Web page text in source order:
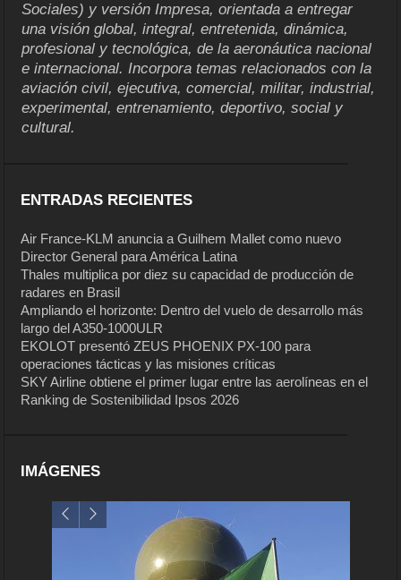
Sociales) y versión Impresa, orientada a entregar
una visión global, integral, entretenida, dinámica,
profesional y tecnológica, de la aeronáutica nacional
e internacional. Incorpora temas relacionados con la
aviación civil, ejecutiva, comercial, militar, industrial,
experimental, entrenamiento, deportivo, social y
cultural.
ENTRADAS RECIENTES
Air France-KLM anuncia a Guilhem Mallet como nuevo
Director General para América Latina
Thales multiplica por diez su capacidad de producción de
radares en Brasil
Ampliando el horizonte: Dentro del vuelo de desarrollo más
largo del A350-1000ULR
EKOLOT presentó ZEUS PHOENIX PX-100 para
operaciones tácticas y las misiones críticas
SKY Airline obtiene el primer lugar entre las aerolíneas en el
Ranking de Sostenibilidad Ipsos 2026
IMÁGENES